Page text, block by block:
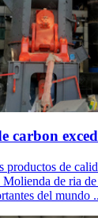
carbon
productos de
Molienda de ria
del mundo